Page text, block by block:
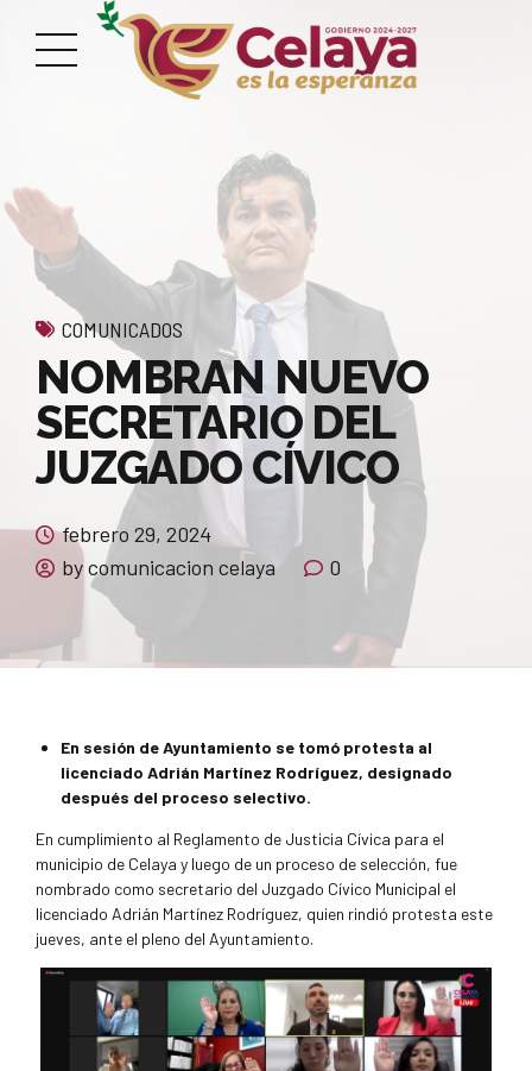
COMUNICADOS
NOMBRAN NUEVO
SECRETARIO DEL
JUZGADO CÍVICO
febrero 29, 2024
by comunicacion celaya
0
En sesión de Ayuntamiento se tomó protesta al
licenciado Adrián Martínez Rodríguez, designado
después del proceso selectivo.
En cumplimiento al Reglamento de Justicia Cívica para el
municipio de Celaya y luego de un proceso de selección, fue
nombrado como secretario del Juzgado Cívico Municipal el
licenciado Adrián Martínez Rodríguez, quien rindió protesta este
jueves, ante el pleno del Ayuntamiento.